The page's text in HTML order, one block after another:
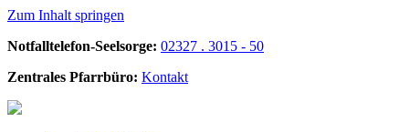
Zum Inhalt springen
Notfalltelefon-Seelsorge: 02327 . 3015 - 50
Zentrales Pfarrbüro: Kontakt